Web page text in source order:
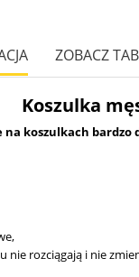
ZOBACZ
Koszulka
koszulkach
nie rozciągają i nie